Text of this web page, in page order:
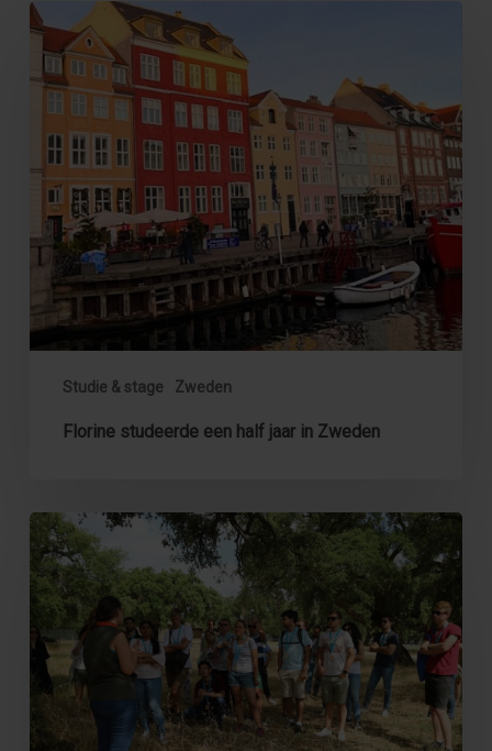
Studie & stage Zweden
Florine
studeerde
een
half
jaar
Zweden
Florine studeerde een half jaar in Zweden
Zomerschool
van
twee
weken
Portugal,
Spanje
Polen